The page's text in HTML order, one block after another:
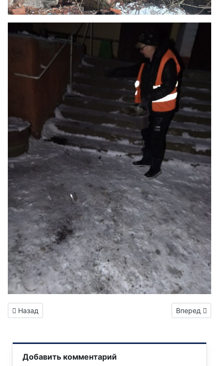
Предыдущий: Кузбасс организует отдых для детей из
Назад Следующий:
Вперед
Добавить комментарий